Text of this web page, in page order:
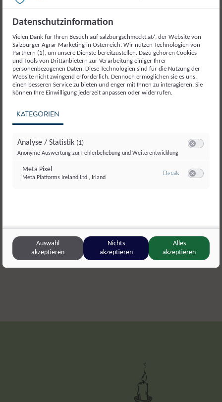
Großarler Wilde Hauswürstel mit Pfeffer
Rehwild
Datenschutzinformation
Vielen Dank für Ihren Besuch auf salzburgschmeckt.at/, der Website von
Salzburger Agrar Marketing in Österreich. Wir nutzen Technologien von
Partnern (1), um unsere Dienste bereitzustellen. Dazu gehören Cookies
und Tools von Drittanbietern zur Verarbeitung einiger Ihrer
personenbezogenen Daten. Diese Technologien sind für die Nutzung der
Website nicht zwingend erforderlich. Dennoch ermöglichen sie es uns,
einen besseren Service zu bieten und enger mit Ihnen zu interagieren. Sie
können Ihre Einwilligung jederzeit anpassen oder widerrufen.
KATEGORIEN
Analyse / Statistik (1)
Anonyme Auswertung zur Fehlerbehebung und Weiterentwicklung
Meta Pixel
Meta Platforms Ireland Ltd., Irland
Detailszu Meta Pixel
Auswahl
akzeptieren
Nichts
akzeptieren
Alles
akzeptieren